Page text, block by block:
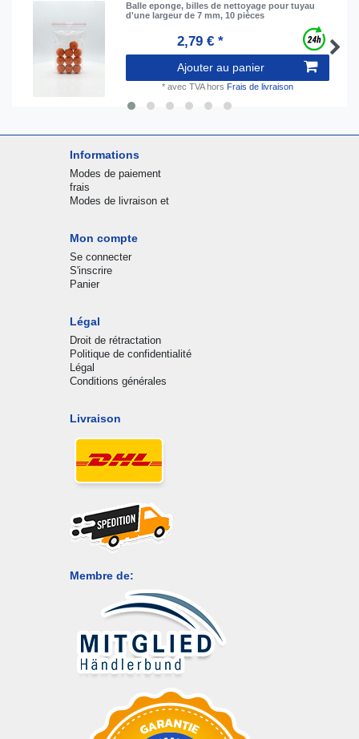
Balle eponge, billes de nettoyage pour tuyau
d'une largeur de 7 mm, 10 pièces
2,79 € *
Ajouter au panier
* avec TVAhors Frais de livraison
Informations
Modes de paiement
frais
Modes de livraison et
Mon compte
Se connecter
S'inscrire
Panier
Légal
Droit de rétractation
Politique de confidentialité
Légal
Conditions générales
Livraison
Membre de: